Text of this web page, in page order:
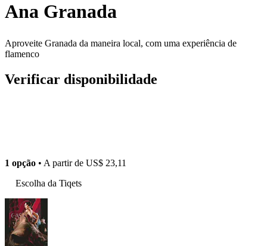
Ana Granada
Aproveite Granada da maneira local, com uma experiência de
flamenco
Verificar disponibilidade
1 opção • A partir de US$ 23,11
Escolha da Tiqets